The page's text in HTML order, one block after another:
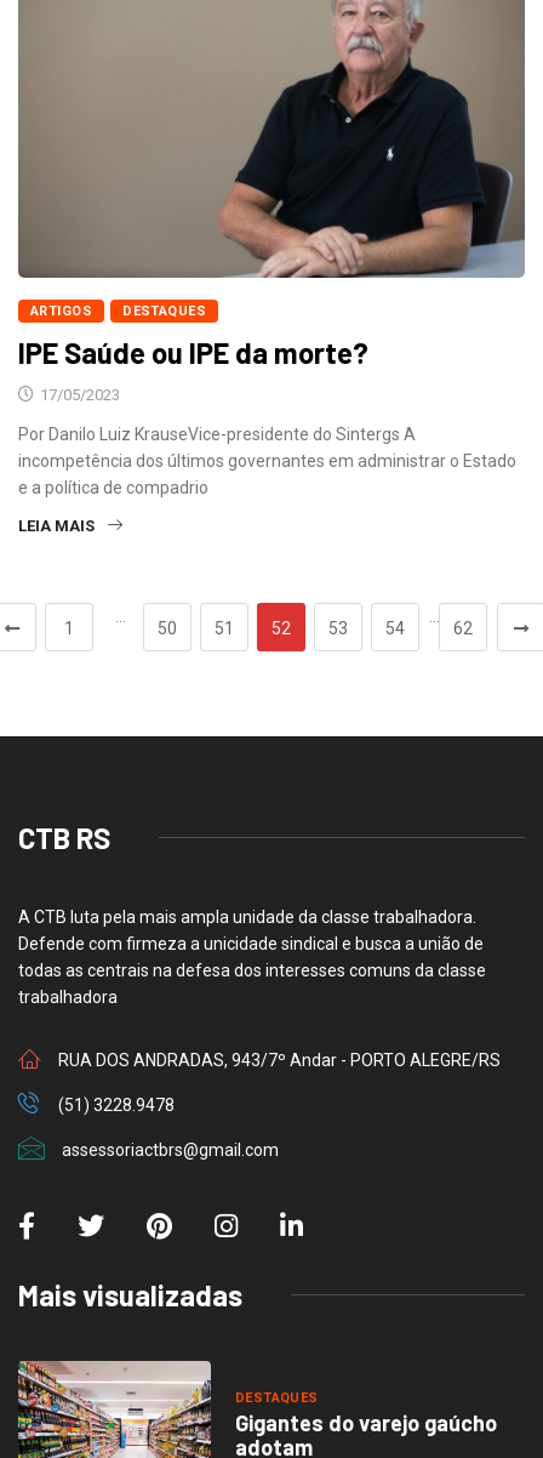
ARTIGOS DESTAQUES
IPE Saúde ou IPE da morte?
17/05/2023
Por Danilo Luiz KrauseVice-presidente do Sintergs A
incompetência dos últimos governantes em administrar o Estado
e a política de compadrio
LEIA MAIS
1 50 51 52 53 54 62
CTB RS
A CTB luta pela mais ampla unidade da classe trabalhadora.
Defende com firmeza a unicidade sindical e busca a união de
todas as centrais na defesa dos interesses comuns da classe
trabalhadora
RUA DOS ANDRADAS, 943/7º Andar - PORTO ALEGRE/RS
(51) 3228.9478
assessoriactbrs@gmail.com
Mais visualizadas
DESTAQUES
Gigantes do varejo gaúcho
adotam